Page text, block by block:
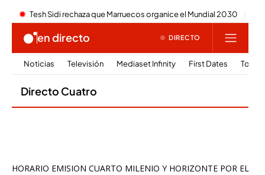
HORARIO EMISION CUARTO MILENIO Y HORIZONTE POR EL